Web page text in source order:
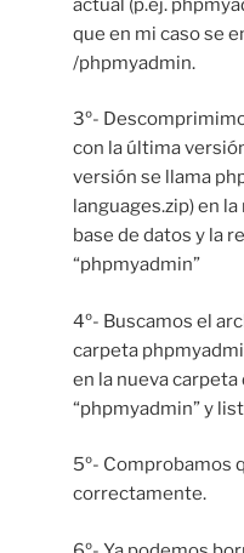
actual (p.ej.
que en mi caso se
/phpmyadmin.
3º-
con la última
versión se llama
languages.zip) en
base de datos y la
“phpmyadmin”
4º- Buscamos el
carpeta
en la nueva carpeta
“phpmyadmin” y
5º- Comprobamos
correctamente.